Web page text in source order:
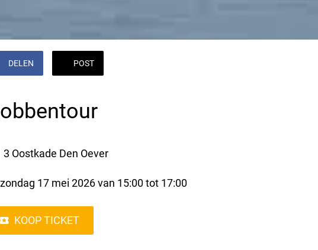
DELEN POST
3 Oostkade Den Oever
zondag 17 mei 2026 van 15:00 tot 17:00
KOOP TICKET